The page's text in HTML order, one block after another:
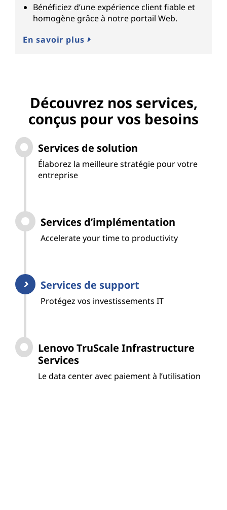
Bénéficiez d’une expérience client fiable et
homogène grâce à notre portail Web.
En savoir plus
Découvrez nos services,
conçus pour vos besoins
Services de solution
Élaborez la meilleure stratégie pour votre
entreprise
Services d’implémentation
Accelerate your time to productivity
Services de support
Protégez vos investissements IT
Lenovo TruScale Infrastructure
Services
Le data center avec paiement à l’utilisation